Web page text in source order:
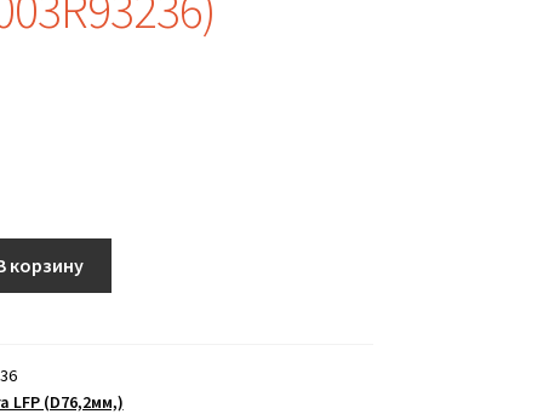
корзину
LFP (D76,2мм,)